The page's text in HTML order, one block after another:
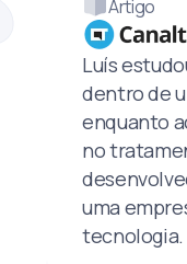
Artigo
Luís
dentro de
enquanto
no
uma
tecnologia.